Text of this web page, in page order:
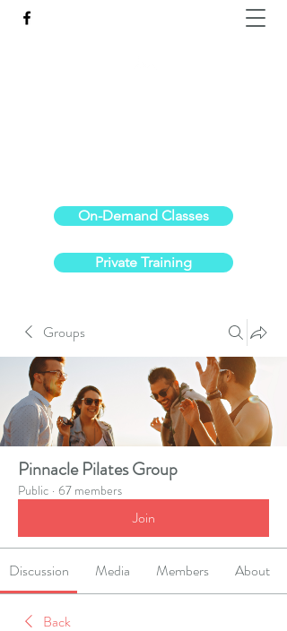
Private Training
On-Demand Classes
Groups
Pinnacle Pilates Group
Public · 67 members
Join
Discussion Media Members About
Back